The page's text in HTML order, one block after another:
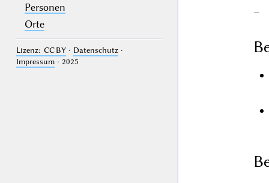
Personen
Orte
Lizenz: CC BY· Datenschutz·
Impressum· 2025
–